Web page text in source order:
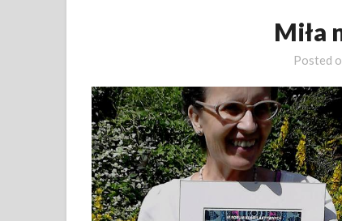
Miła
Posted